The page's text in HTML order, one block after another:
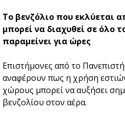
Το βενζόλιο που εκλύεται
μπορεί να διαχυθεί σε όλο
παραμείνει για ώρες
Επιστήμονες από το
αναφέρουν πως η χρήση
χώρους μπορεί να αυξήσει
βενζολίου στον αέρα.